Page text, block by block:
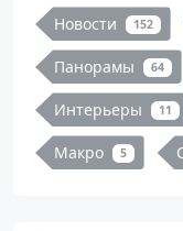
Новости 152
Панорамы 64
Интерьеры 11
Макро 5